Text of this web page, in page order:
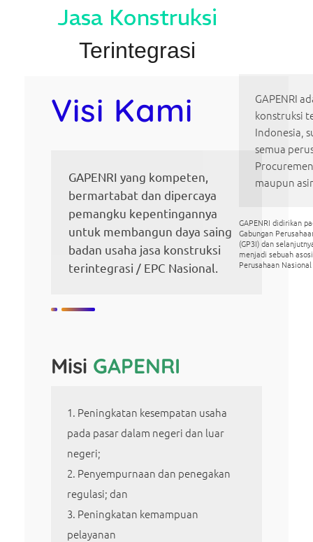
Jasa Konstruksi
Terintegrasi
GAPENRI
konstruksi
Indonesia,
semua
maupun
GAPENRI didirikan
Gabungan
(GP3I) dan
menjadi sebuah
Perusahaan
Visi Kami
GAPENRI yang kompeten,
bermartabat dan dipercaya
pemangku kepentingannya
untuk membangun daya saing
badan usaha jasa konstruksi
terintegrasi / EPC Nasional.
Misi GAPENRI
Peningkatan kesempatan usaha
pada pasar dalam negeri dan luar
negeri;
Penyempurnaan dan penegakan
regulasi; dan
Peningkatan kemampuan
pelayanan